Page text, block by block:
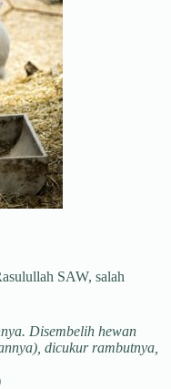
SAW, salah
Disembelih hewan
dicukur rambutnya,